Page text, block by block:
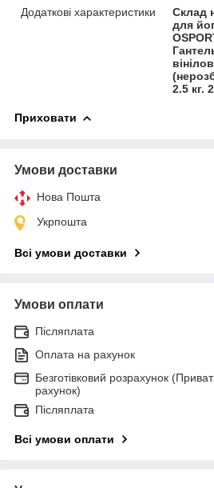
Додаткові характеристики
Склад
для
2.5 кг.
Приховати
Умови доставки
Нова Пошта
Укрпошта
Всі умови доставки
Умови оплати
Післяплата
Оплата на рахунок
Безготівковий розрахунок
рахунок)
Післяплата
Всі умови оплати